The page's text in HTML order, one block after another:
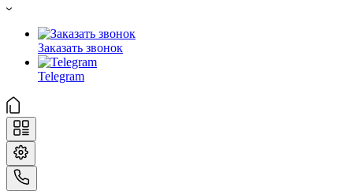
Заказать звонок
Telegram